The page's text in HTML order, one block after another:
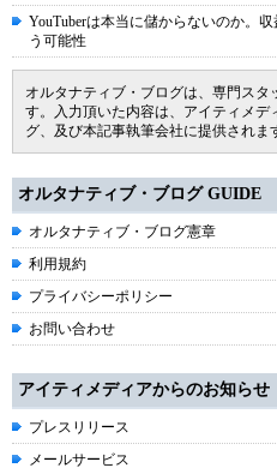
YouTuberは本当に儲からないのか。
う可能性
オルタナティブ・ブログは、専門スタ
す。入力頂いた内容は、アイティメデ
グ、及び本記事執筆会社に提供されま
オルタナティブ・ブログ GUIDE
オルタナティブ・ブログ憲章
利用規約
プライバシーポリシー
お問い合わせ
アイティメディアからのお知らせ
プレスリリース
メールサービス